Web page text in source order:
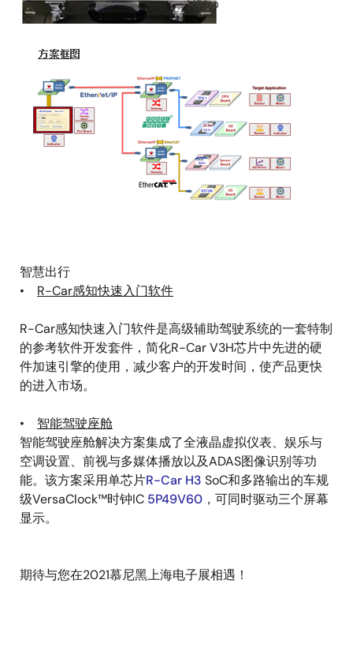
智慧出行
• R-Car感知快速入门软件
R-Car感知快速入门软件是高级辅助驾驶系统的一套特制
的参考软件开发套件，简化R-Car V3H芯片中先进的硬
件加速引擎的使用，减少客户的开发时间，使产品更快
的进入市场。
• 智能驾驶座舱
智能驾驶座舱解决方案集成了全液晶虚拟仪表、娱乐与
空调设置、前视与多媒体播放以及ADAS图像识别等功
能。该方案采用单芯片R-Car H3 SoC和多路输出的车规
级VersaClock™时钟IC 5P49V60 ，可同时驱动三个屏幕
显示。
期待与您在2021慕尼黑上海电子展相遇！